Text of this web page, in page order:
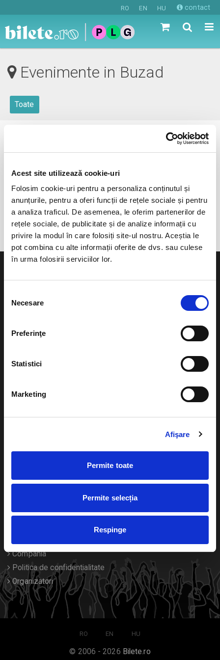
Acest site utilizează cookie-uri
Folosim cookie-uri pentru a personaliza conținutul și
anunțurile, pentru a oferi funcții de rețele sociale și pentru
a analiza traficul. De asemenea, le oferim partenerilor de
rețele sociale, de publicitate și de analize informații cu
privire la modul în care folosiți site-ul nostru. Aceștia le
pot combina cu alte informații oferite de dvs. sau culese
în urma folosirii serviciilor lor.
consimțământului
Necesare
Preferinţe
Statistici
Marketing
Afişare
Permite toate
Permite selecția
Respinge
RO EN HU contact
Evenimente in Buzad
Toate
0 evenimente in viitorul apropiat
anunta-ma pe email cand apare urmatorul eveniment la
Buzad
Evenimente
Teatru
festivaluri
Diverse
Despre noi
Contact
Compania
Politica de confidentialitate
Organizatori
RO EN HU
© 2006 - 2026 Bilete.ro